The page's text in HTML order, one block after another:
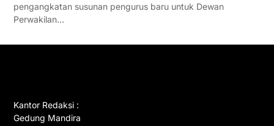
pengangkatan susunan pengurus baru untuk Dewan
Perwakilan…
Kantor Redaksi :
Gedung Mandira